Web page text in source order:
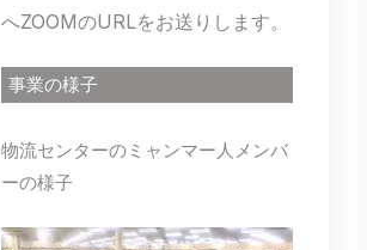
へZOOMのURLをお送りします。
事業の様子
物流センターのミャンマー人メンバ
ーの様子